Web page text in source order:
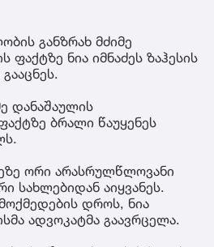
განზრახ მძიმე
ფაქტზე ნია იმნაძეს ზაჰესის
დანაშაულის
ბრალი წაუყენეს
ორი არასრულწლოვანი
სახლებიდან აიყვანეს.
დროს, ნია
ადვოკატმა გაავრცელა.